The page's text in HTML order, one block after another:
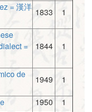
= 漢洋 1833 1
=
1844 1
de
1949
1
1950
1